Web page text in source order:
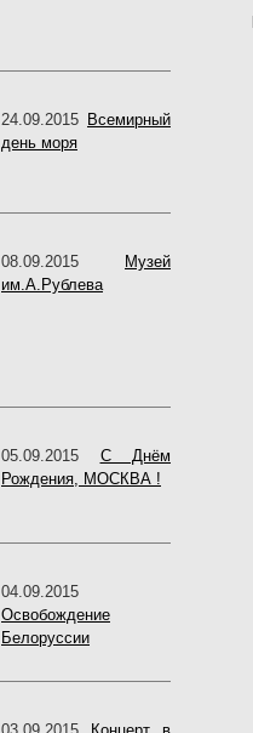
24.09.2015 Всемирный
день моря
08.09.2015 Музей
им.А.Рублева
05.09.2015 С Днём
Рождения, МОСКВА !
04.09.2015
Освобождение
Белоруссии